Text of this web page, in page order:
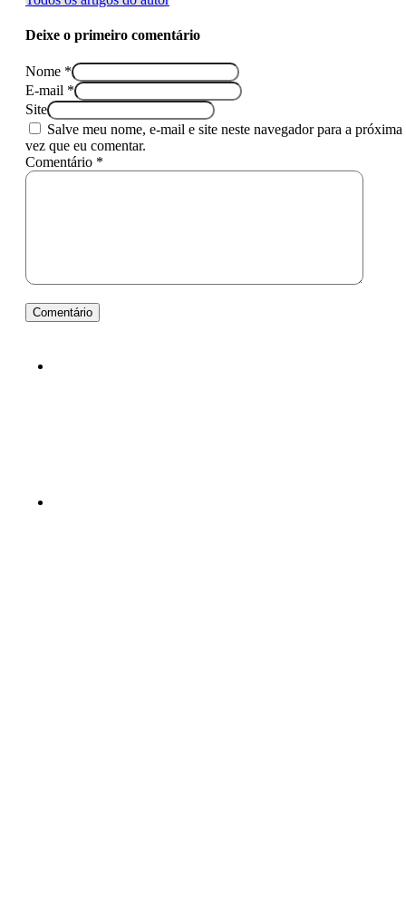
Deixe o primeiro comentário
Nome *
E-mail *
Site
Salve meu nome, e-mail e site neste navegador para a próxima
vez que eu comentar.
Comentário *